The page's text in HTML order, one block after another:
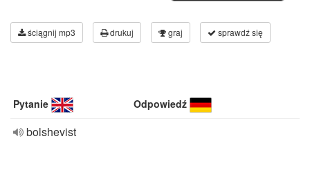
ściągnij mp3 drukuj graj sprawdź się
Pytanie Odpowiedź
bolshevist